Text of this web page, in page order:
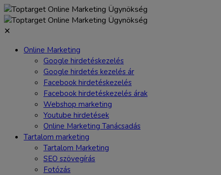
Skip
to
content
✕
Online Marketing
Google hirdetéskezelés
Google hirdetés kezelés ár
Facebook hirdetéskezelés
Facebook hirdetéskezelés árak
Webshop marketing
Youtube hirdetések
Online Marketing Tanácsadás
Tartalom marketing
Tartalom Marketing
SEO szövegírás
Fotózás